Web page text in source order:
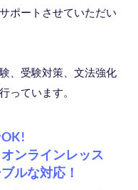
ポートさせていただい
、受験対策、文法強化
っています。
ンラインレッス
ルな対応！